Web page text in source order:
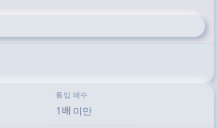
1배 미만